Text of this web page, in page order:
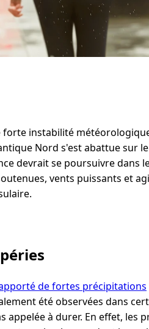
instabilité
Nord s'est abattue sur
devrait se poursuivre dans
vents puissants et
de fortes précipitations
été observées dans
à durer. En effet, les